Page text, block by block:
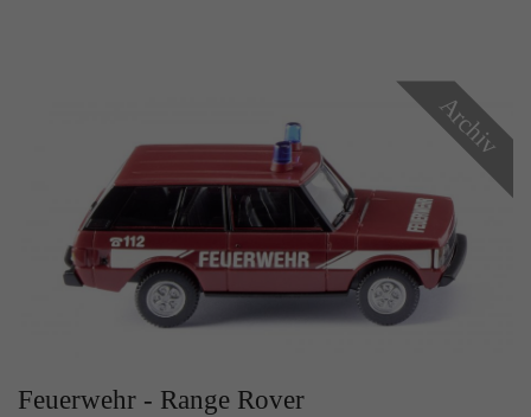
Archiv
Feuerwehr - Range Rover